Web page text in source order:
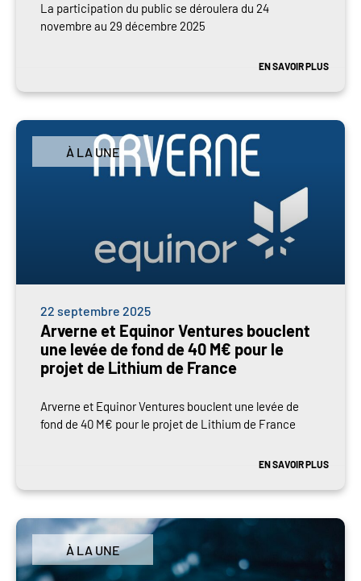
La participation du public se déroulera du 24
novembre au 29 décembre 2025
EN SAVOIR PLUS
À LA UNE
22 septembre 2025
Arverne et Equinor Ventures bouclent
une levée de fond de 40 M€ pour le
projet de Lithium de France
Arverne et Equinor Ventures bouclent une levée de
fond de 40 M€ pour le projet de Lithium de France
EN SAVOIR PLUS
À LA UNE